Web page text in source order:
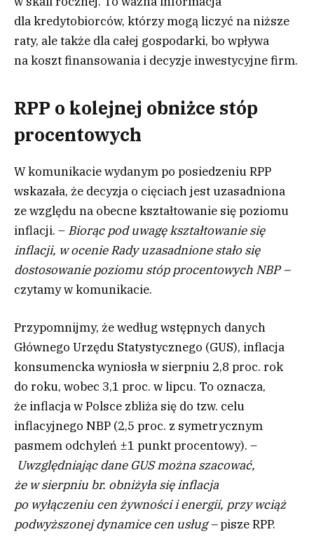
dla kredytobiorców, którzy mogą liczyć na niższe
raty, ale także dla całej gospodarki, bo wpływa
na koszt finansowania i decyzje inwestycyjne firm.
RPP o kolejnej obniżce stóp
procentowych
W komunikacie wydanym po posiedzeniu RPP
wskazała, że decyzja o cięciach jest uzasadniona
ze względu na obecne kształtowanie się poziomu
inflacji. – Biorąc pod uwagę kształtowanie się
inflacji, w ocenie Rady uzasadnione stało się
dostosowanie poziomu stóp procentowych NBP –
czytamy w komunikacie.
Przypomnijmy, że według wstępnych danych
Głównego Urzędu Statystycznego (GUS), inflacja
konsumencka wyniosła w sierpniu 2,8 proc. rok
do roku, wobec 3,1 proc. w lipcu. To oznacza,
że inflacja w Polsce zbliża się do tzw. celu
inflacyjnego NBP (2,5 proc. z symetrycznym
pasmem odchyleń ±1 punkt procentowy). –
Uwzględniając dane GUS można szacować,
że w sierpniu br. obniżyła się inflacja
po wyłączeniu cen żywności i energii, przy wciąż
podwyższonej dynamice cen usług –pisze RPP.